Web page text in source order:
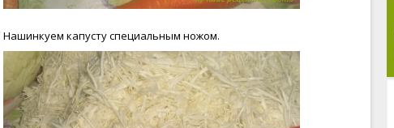
Нашинкуем капусту специальным ножом.